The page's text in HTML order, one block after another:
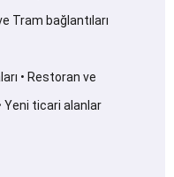
Tram bağlantıları
• Restoran ve
Yeni ticari alanlar